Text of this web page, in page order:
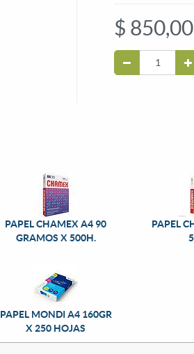
$ 850,00
PAPEL CHAMEX A4 90
GRAMOS X 500H.
PAPEL
PAPEL MONDI A4 160GR
X 250 HOJAS